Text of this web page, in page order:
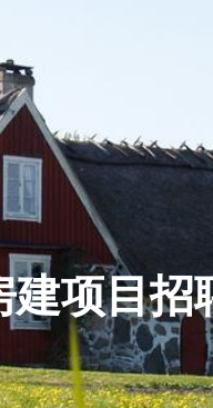
建项目招